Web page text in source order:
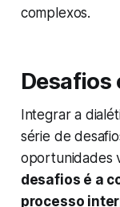
complexos.
Desafios
Integrar a
série de
oportunidades
desafios é a
processo